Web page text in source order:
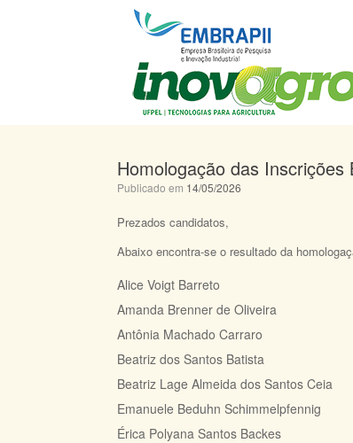
Homologação das
Publicado em 14/05/2026
Prezados candidatos,
Abaixo encontra-se o resultado da
​Alice Voigt Barreto
​Amanda Brenner de Oliveira
​Antônia Machado Carraro
Beatriz dos Santos Batista
Beatriz Lage Almeida dos Santos Ceia
​Emanuele Beduhn Schimmelpfennig
​Érica Polyana Santos Backes